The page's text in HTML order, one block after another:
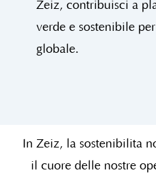
Zeiz, contribuisci a
verde e sostenibile
globale.
In Zeiz, la sostenibilità
il cuore delle nostre